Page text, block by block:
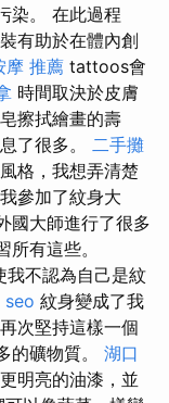
染。 在此過程
有助於在體內創
摩 推薦 tattoos會
時間取決於皮膚
擦拭繪畫的壽
了很多。 二手攤
格，我想弄清楚
參加了紋身大
國大師進行了很多
有這些。
我不認為自己是紋
seo 紋身變成了我
次堅持這樣一個
的礦物質。 湖口
明亮的油漆，並